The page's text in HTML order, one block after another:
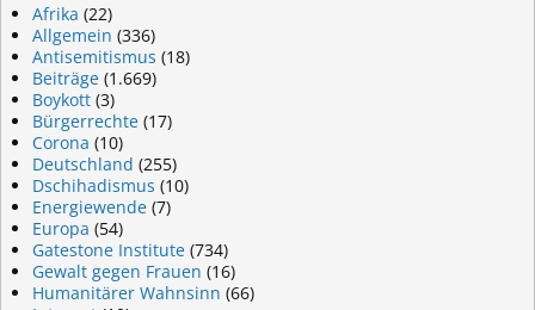
Afrika (22)
Allgemein (336)
Antisemitismus (18)
Beiträge (1.669)
Boykott (3)
Bürgerrechte (17)
Corona (10)
Deutschland (255)
Dschihadismus (10)
Energiewende (7)
Europa (54)
Gatestone Institute (734)
Gewalt gegen Frauen (16)
Humanitärer Wahnsinn (66)